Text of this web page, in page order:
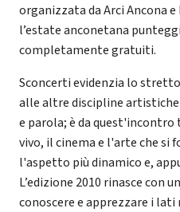
organizzata da Arci Ancona
l’estate anconetana
completamente gratuiti.
Sconcerti evidenzia lo
alle altre discipline
e parola; è da quest'incontro
vivo, il cinema e l'arte che si
l'aspetto più dinamico e,
L’edizione 2010 rinasce con
conoscere e apprezzare i